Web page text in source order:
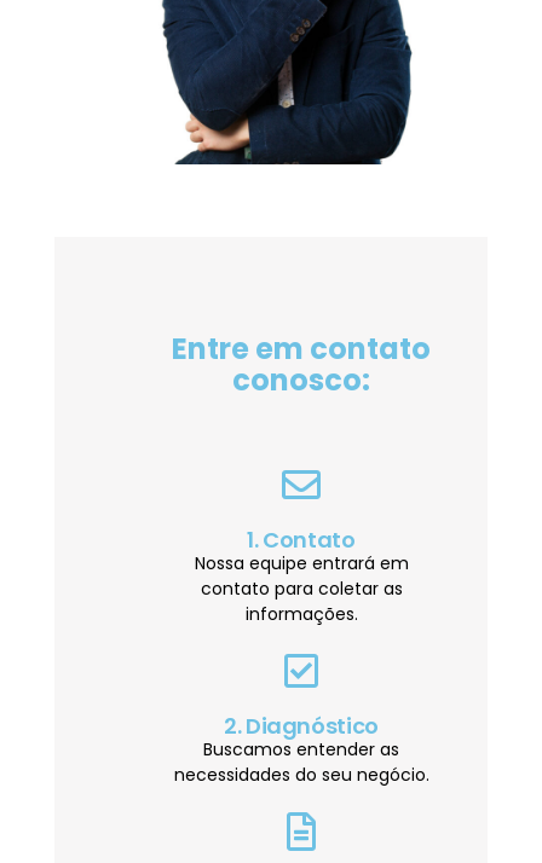
Entre em contato
conosco:
1. Contato
Nossa equipe entrará em
contato para coletar as
informações.
2. Diagnóstico
Buscamos entender as
necessidades do seu negócio.